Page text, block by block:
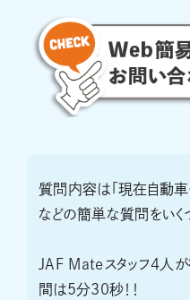
質問内容は「現在自動車
などの簡単な質問をいく
JAF Mateスタッフ4人
間は5分30秒！！